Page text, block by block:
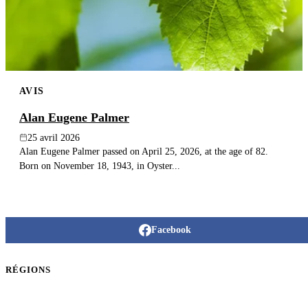
AVIS
Alan Eugene Palmer
25 avril 2026
Alan Eugene Palmer passed on April 25, 2026, at the age of 82.
Born on November 18, 1943, in Oyster...
Facebook
RÉGIONS